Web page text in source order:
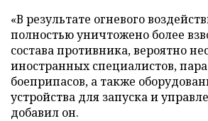
«В результате огневого
полностью уничтожено более
состава противника, вероятно
иностранных специалистов,
боеприпасов, а также
устройства для запуска и
добавил он.